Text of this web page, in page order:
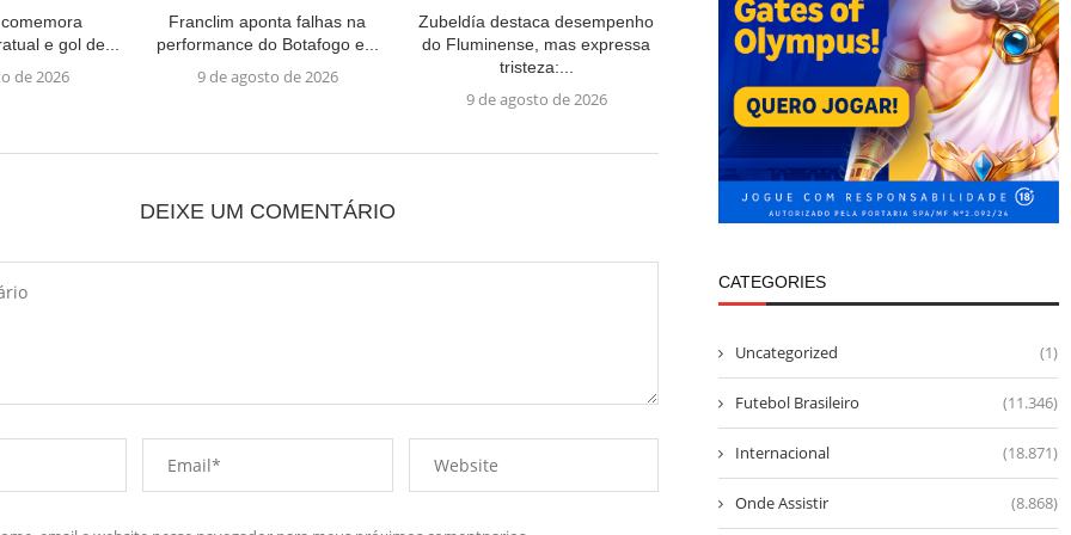
e gol de...
de 2026
Franclim aponta falhas na
performance do Botafogo e...
9 de agosto de 2026
Zubeldía destaca desempenho
do Fluminense, mas expressa
tristeza:...
9 de agosto de 2026
DEIXE UM COMENTÁRIO
CATEGORIES
Uncategorized (1)
Futebol Brasileiro (11.346)
Internacional (18.871)
Onde Assistir (8.868)